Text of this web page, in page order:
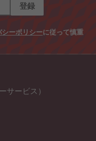
登録
シーポリシーに従って慎重
サービス）